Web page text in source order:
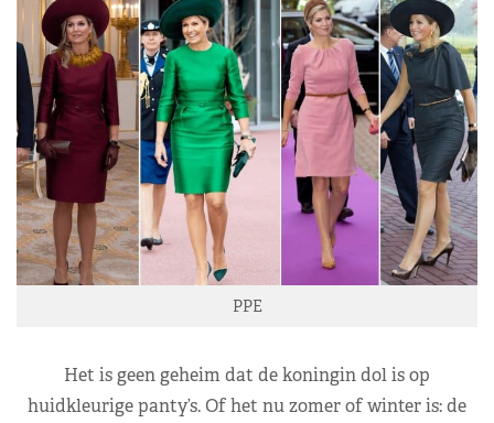
PPE
Het is geen geheim dat de koningin dol is op
huidkleurige panty’s. Of het nu zomer of winter is: de